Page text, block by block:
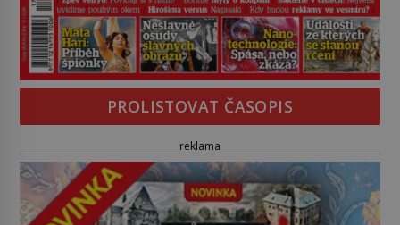
PROLISTOVAT ČASOPIS
reklama